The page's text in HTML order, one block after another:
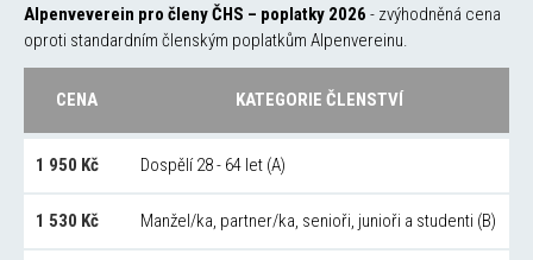
Alpenveverein pro členy ČHS – poplatky 2026 - zvýhodněná cena
oproti standardním členským poplatkům Alpenvereinu.
CENA KATEGORIE ČLENSTVÍ
1 950 Kč Dospělí 28 - 64 let (A)
1 530 Kč Manžel/ka, partner/ka, senioři, junioři a studenti (B)